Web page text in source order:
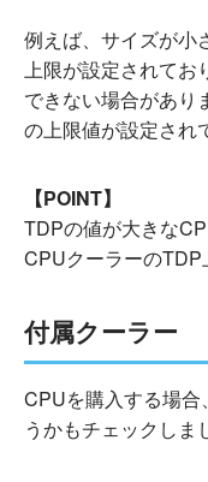
例えば、サイズが小
上限が設定されてお
できない場合があり
の上限値が設定され
【POINT】
TDPの値が大きな
CPUクーラーのTDP
付属クーラー
CPUを購入する場
うかもチェックしま